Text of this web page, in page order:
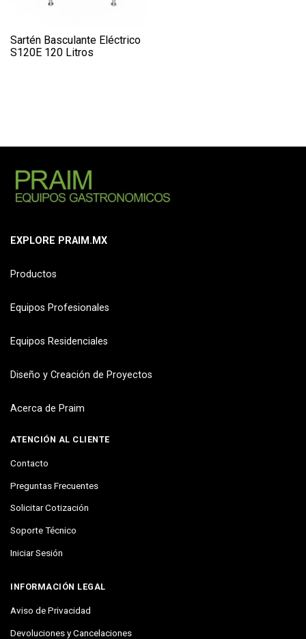
Sartén Basculante Eléctrico
S120E 120 Litros
EXPLORE PRAIM.MX
Productos
Equipos Profesionales
Equipos Residenciales
Diseño y Creación de Proyectos
Acerca de Praim
ATENCIÓN AL CLIENTE
Contacto
Preguntas Frecuentes
Solicitar Cotización
Soporte Técnico
Iniciar Sesión
INFORMACIÓN LEGAL
Aviso de Privacidad
Devoluciones y Cancelaciones